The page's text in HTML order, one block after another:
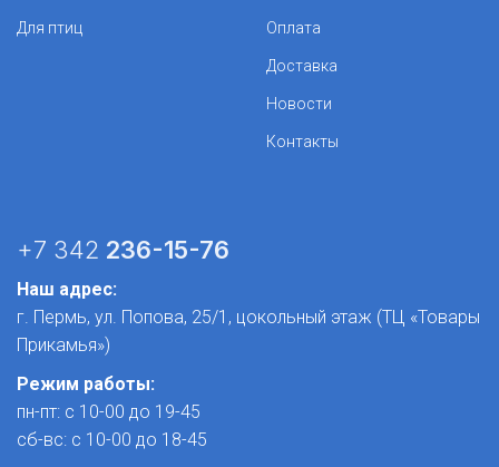
Для птиц Оплата
Доставка
Новости
Контакты
+7 342 236-15-76
Наш адрес:
г. Пермь, ул. Попова, 25/1​, цокольный этаж (ТЦ «Товары
Прикамья»)
Режим работы:
пн-пт: с 10-00 до 19-45
сб-вс: с 10-00 до 18-45